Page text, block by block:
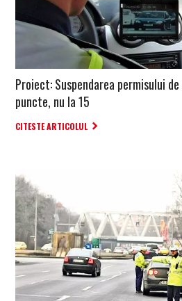
Proiect: Suspendarea permisului
puncte, nu la 15
CITESTE ARTICOLUL